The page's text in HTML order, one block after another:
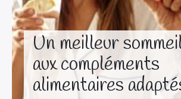
Un meilleur
aux compléments
alimentaires